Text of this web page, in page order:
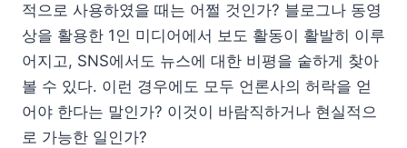
적으로 사용하였을 때는 어쩔 것인가? 블로그나 동영
상을 활용한 1인 미디어에서 보도 활동이 활발히 이루
어지고, SNS에서도 뉴스에 대한 비평을 숱하게 찾아
볼 수 있다. 이런 경우에도 모두 언론사의 허락을 얻
어야 한다는 말인가? 이것이 바람직하거나 현실적으
로 가능한 일인가?